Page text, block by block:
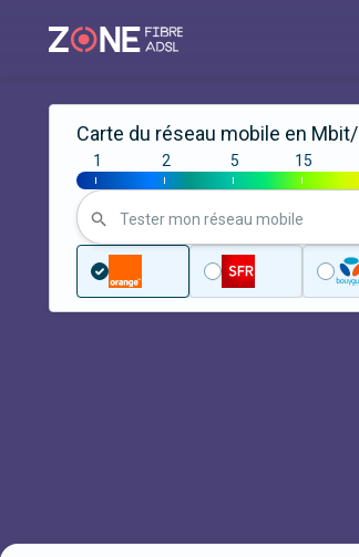
Carte du réseau mobile en
|
1
|
2
|
5
|
15
Tester mon réseau mobile